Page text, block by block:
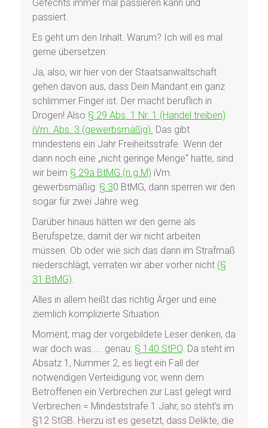
Gefechts immer mal passieren kann und
passiert.
Es geht um den Inhalt. Warum? Ich will es mal
gerne übersetzen:
Ja, also, wir hier von der Staatsanwaltschaft
gehen davon aus, dass Dein Mandant ein ganz
schlimmer Finger ist. Der macht beruflich in
Drogen! Also § 29 Abs. 1 Nr. 1 (Handel treiben)
iVm. Abs. 3 (gewerbsmäßig). Das gibt
mindestens ein Jahr Freiheitsstrafe. Wenn der
dann noch eine „nicht geringe Menge“ hatte, sind
wir beim § 29a BtMG (n.g.M) iVm.
gewerbsmäßig: § 30 BtMG, dann sperren wir den
sogar für zwei Jahre weg.
Darüber hinaus hätten wir den gerne als
Berufspetze, damit der wir nicht arbeiten
müssen. Ob oder wie sich das dann im Strafmaß
niederschlägt, verraten wir aber vorher nicht (§
31 BtMG).
Alles in allem heißt das richtig Ärger und eine
ziemlich komplizierte Situation.
Moment, mag der vorgebildete Leser denken, da
war doch was….. genau: § 140 StPO. Da steht im
Absatz 1, Nummer 2, es liegt ein Fall der
notwendigen Verteidigung vor, wenn dem
Betroffenen ein Verbrechen zur Last gelegt wird.
Verbrechen = Mindeststrafe 1 Jahr, so steht’s im
§12 StGB. Hierzu ist es gesetzt, dass Delikte, die